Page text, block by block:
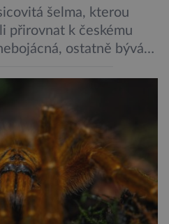
šelma, kterou
přirovnat k českému
ostatně bývá
zapsána do
Navzdory svému
Africe, ale domovem
kontinentu a
[…]